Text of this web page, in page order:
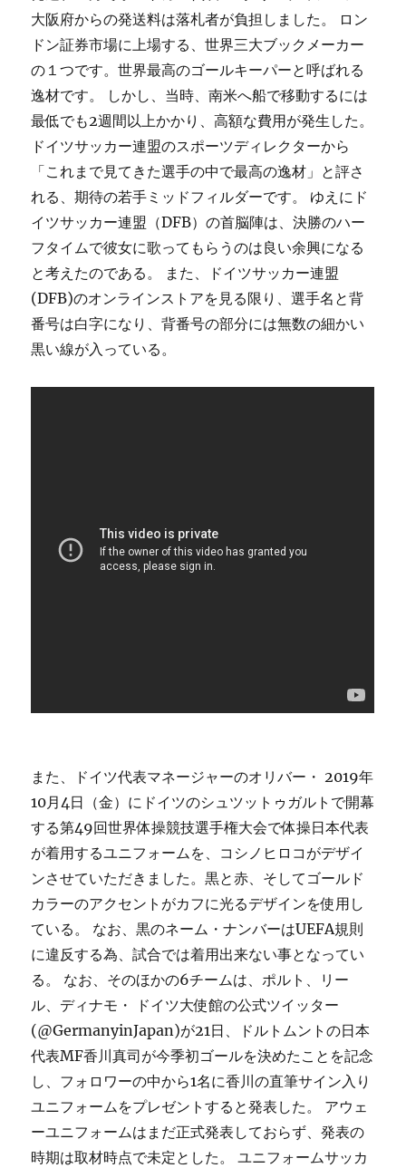
大阪府からの発送料は落札者が負担しました。 ロン
ドン証券市場に上場する、世界三大ブックメーカー
の１つです。世界最高のゴールキーパーと呼ばれる
逸材です。 しかし、当時、南米へ船で移動するには
最低でも2週間以上かかり、高額な費用が発生した。
ドイツサッカー連盟のスポーツディレクターから
「これまで見てきた選手の中で最高の逸材」と評さ
れる、期待の若手ミッドフィルダーです。 ゆえにド
イツサッカー連盟（DFB）の首脳陣は、決勝のハー
フタイムで彼女に歌ってもらうのは良い余興になる
と考えたのである。 また、ドイツサッカー連盟
(DFB)のオンラインストアを見る限り、選手名と背
番号は白字になり、背番号の部分には無数の細かい
黒い線が入っている。
また、ドイツ代表マネージャーのオリバー・ 2019年
10月4日（金）にドイツのシュツットゥガルトで開幕
する第49回世界体操競技選手権大会で体操日本代表
が着用するユニフォームを、コシノヒロコがデザイ
ンさせていただきました。黒と赤、そしてゴールド
カラーのアクセントがカフに光るデザインを使用し
ている。 なお、黒のネーム・ナンバーはUEFA規則
に違反する為、試合では着用出来ない事となってい
る。 なお、そのほかの6チームは、ポルト、リー
ル、ディナモ・ ドイツ大使館の公式ツイッター
(@GermanyinJapan)が21日、ドルトムントの日本
代表MF香川真司が今季初ゴールを決めたことを記念
し、フォロワーの中から1名に香川の直筆サイン入り
ユニフォームをプレゼントすると発表した。 アウェ
ーユニフォームはまだ正式発表しておらず、発表の
時期は取材時点で未定とした。 ユニフォームサッカ